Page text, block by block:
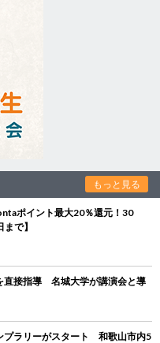
もっと見る
ポイント最大20％還元！30
で】
直接指導 名城大学が講演会と導
プラリーがスタート 和歌山市内5